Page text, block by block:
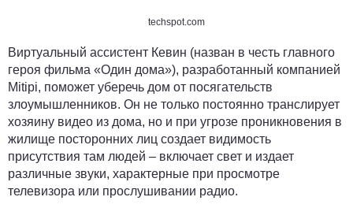
techspot.com
Виртуальный ассистент Кевин (назван в честь главного
героя фильма «Один дома»), разработанный компанией
Mitipi, поможет уберечь дом от посягательств
злоумышленников. Он не только постоянно транслирует
хозяину видео из дома, но и при угрозе проникновения в
жилище посторонних лиц создает видимость
присутствия там людей – включает свет и издает
различные звуки, характерные при просмотре
телевизора или прослушивании радио.